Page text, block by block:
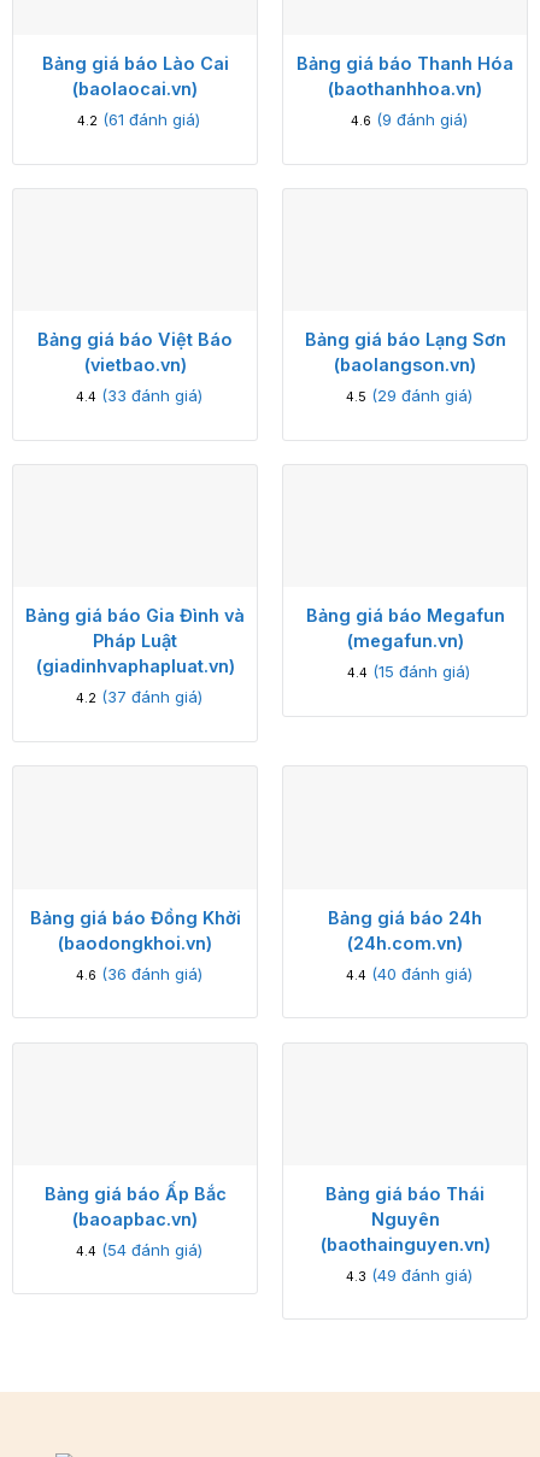
Bảng giá báo Lào Cai
(baolaocai.vn)
4.2 (61 đánh giá)
Bảng giá báo Thanh Hóa
(baothanhhoa.vn)
4.6 (9 đánh giá)
Bảng giá báo Việt Báo
(vietbao.vn)
4.4 (33 đánh giá)
Bảng giá báo Lạng Sơn
(baolangson.vn)
4.5 (29 đánh giá)
Bảng giá báo Gia Đình và
Pháp Luật
(giadinhvaphapluat.vn)
4.2 (37 đánh giá)
Bảng giá báo Megafun
(megafun.vn)
4.4 (15 đánh giá)
Bảng giá báo Đồng Khởi
(baodongkhoi.vn)
4.6 (36 đánh giá)
Bảng giá báo 24h
(24h.com.vn)
4.4 (40 đánh giá)
Bảng giá báo Ấp Bắc
(baoapbac.vn)
4.4 (54đánh giá)
Bảng giá báo Thái
Nguyên
(baothainguyen.vn)
4.3 (49 đánh giá)